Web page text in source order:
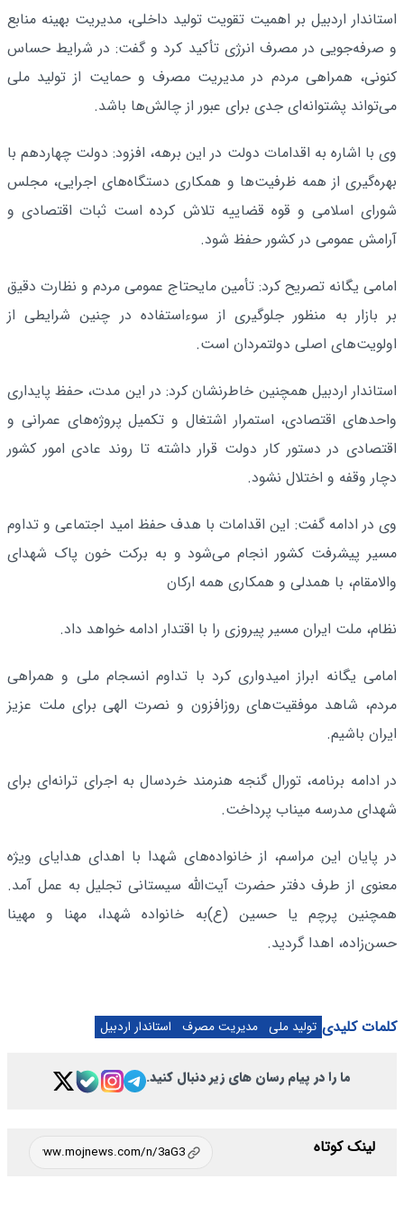
استاندار اردبیل بر اهمیت تقویت تولید داخلی، مدیریت بهینه منابع
و صرفه‌جویی در مصرف انرژی تأکید کرد و گفت: در شرایط حساس
کنونی، همراهی مردم در مدیریت مصرف و حمایت از تولید ملی
می‌تواند پشتوانه‌ای جدی برای عبور از چالش‌ها باشد.
وی با اشاره به اقدامات دولت در این برهه، افزود: دولت چهاردهم با
بهره‌گیری از همه ظرفیت‌ها و همکاری دستگاه‌های اجرایی، مجلس
شورای اسلامی و قوه قضاییه تلاش کرده است ثبات اقتصادی و
آرامش عمومی در کشور حفظ شود.
امامی‌ یگانه تصریح کرد: تأمین مایحتاج عمومی مردم و نظارت دقیق
بر بازار به منظور جلوگیری از سوءاستفاده در چنین شرایطی از
اولویت‌های اصلی دولتمردان است.
استاندار اردبیل همچنین خاطرنشان کرد: در این مدت، حفظ پایداری
واحدهای اقتصادی، استمرار اشتغال و تکمیل پروژه‌های عمرانی و
اقتصادی در دستور کار دولت قرار داشته تا روند عادی امور کشور
دچار وقفه و اختلال نشود.
وی در ادامه گفت: این اقدامات با هدف حفظ امید اجتماعی و تداوم
مسیر پیشرفت کشور انجام می‌شود و به برکت خون پاک شهدای
والامقام، با همدلی و همکاری همه ارکان
نظام، ملت ایران مسیر پیروزی را با اقتدار ادامه خواهد داد.
امامی‌ یگانه ابراز امیدواری کرد با تداوم انسجام ملی و همراهی
مردم، شاهد موفقیت‌های روزافزون و نصرت الهی برای ملت عزیز
ایران باشیم.
در ادامه برنامه، تورال گنجه هنرمند خردسال به اجرای ترانه‌ای برای
شهدای مدرسه میناب پرداخت.
در پایان این مراسم، از خانواده‌های شهدا با اهدای هدایای ویژه
معنوی از طرف دفتر حضرت آیت‌الله سیستانی تجلیل به عمل آمد.
همچنین پرچم یا حسین (ع)به خانواده‌ شهدا، مهنا و مهینا
حسن‌زاده، اهدا گردید.
کلمات کلیدی تولید ملی مدیریت مصرف استاندار اردبیل
ما را در پیام رسان های زیر دنبال کنید.
لینک کوتاه